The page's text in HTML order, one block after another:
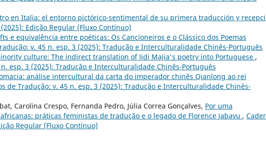
en Italia: el entorno pictórico-sentimental de su primera traducción y
Edição Regular (Fluxo Contínuo)
e equivalência entre poéticas: Os Cancioneiros e o Clássico dos Poemas
v. 45 n. esp. 3 (2025): Tradução e Interculturalidade Chinês-Português
culture: The indirect translation of Jidi Majia's poetry into Portuguese ,
esp. 3 (2025): Tradução e Interculturalidade Chinês-Português
análise intercultural da carta do imperador chinês Qianlong ao rei
de Tradução: v. 45 n. esp. 3 (2025): Tradução e Interculturalidade Chinês-
Carolina Crespo, Fernanda Pedro, Júlia Correa Gonçalves, Por uma
práticas feministas de tradução e o legado de Florence Jabavu ,
Regular (Fluxo Contínuo)